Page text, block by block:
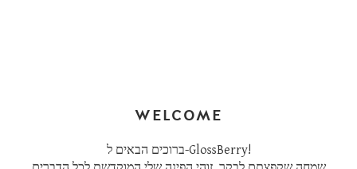
WELCOME
ברוכים הבאים ל-GlossBerry!